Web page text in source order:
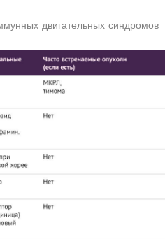
двигательных синдромов